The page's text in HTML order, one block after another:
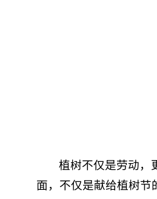
植树不仅是劳动，
面，不仅是献给植树节